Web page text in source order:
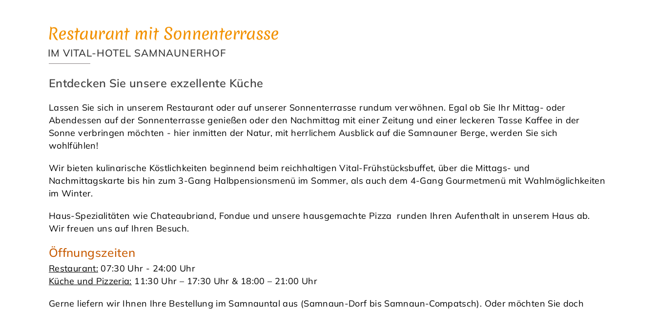
Restaurant mit Sonnenterrasse
IM VITAL-HOTEL SAMNAUNERHOF
Entdecken Sie unsere exzellente Küche
Lassen Sie sich in unserem Restaurant oder auf unserer Sonnenterrasse rundum verwöhnen. Egal ob Sie Ihr Mittag- oder
Abendessen auf der Sonnenterrasse genießen oder den Nachmittag mit einer Zeitung und einer leckeren Tasse Kaffee in der
Sonne verbringen möchten - hier inmitten der Natur, mit herrlichem Ausblick auf die Samnauner Berge, werden Sie sich
wohlfühlen!
Wir bieten kulinarische Köstlichkeiten beginnend beim reichhaltigen Vital-Frühstücksbuffet, über die Mittags- und
Nachmittagskarte bis hin zum 3-Gang Halbpensionsmenü im Sommer, als auch dem 4-Gang Gourmetmenü mit Wahlmöglichkeiten
im Winter.
Haus-Spezialitäten wie Chateaubriand, Fondue und unsere hausgemachte Pizza runden Ihren Aufenthalt in unserem Haus ab.
Wir freuen uns auf Ihren Besuch.
Öffnungszeiten
Restaurant: 07:30 Uhr - 24:00 Uhr
Küche und Pizzeria: 11:30 Uhr – 17:30 Uhr & 18:00 – 21:00 Uhr
Gerne liefern wir Ihnen Ihre Bestellung im Samnauntal aus (Samnaun-Dorf bis Samnaun-Compatsch). Oder möchten Sie doch